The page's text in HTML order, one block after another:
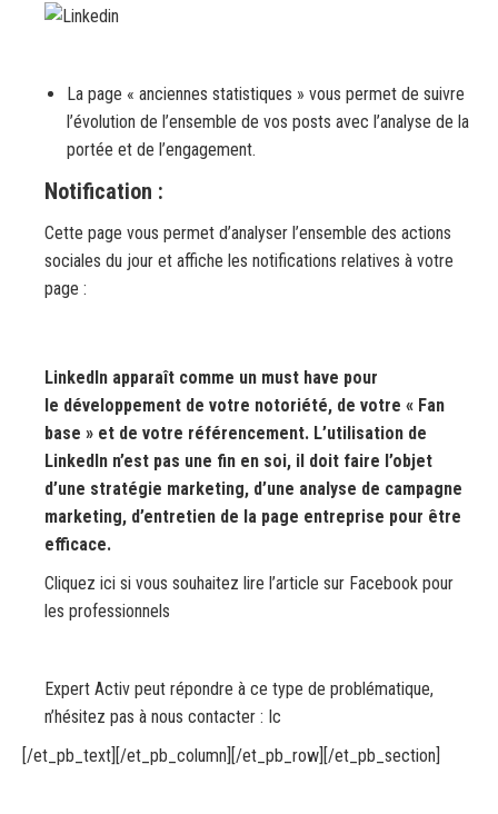
La page « anciennes statistiques » vous permet de suivre
l’évolution de l’ensemble de vos posts avec l’analyse de la
portée et de l’engagement.
Notification :
Cette page vous permet d’analyser l’ensemble des actions
sociales du jour et affiche les notifications relatives à votre
page :
LinkedIn apparaît comme un must have pour
le développement de votre notoriété, de votre « Fan
base » et de votre référencement. L’utilisation de
LinkedIn n’est pas une fin en soi, il doit faire l’objet
d’une stratégie marketing, d’une analyse de campagne
marketing, d’entretien de la page entreprise pour être
efficace.
Cliquez ici si vous souhaitez lire l’article sur Facebook pour
les professionnels
Expert Activ peut répondre à ce type de problématique,
n’hésitez pas à nous contacter : Ic
[/et_pb_text][/et_pb_column][/et_pb_row][/et_pb_section]